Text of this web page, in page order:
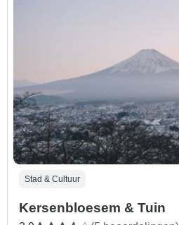
Stad & Cultuur
Kersenbloesem & Tuin